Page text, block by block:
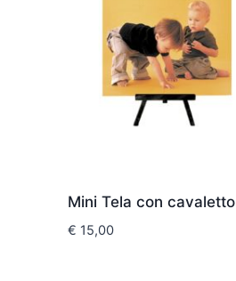
Mini Tela con cavaletto
€ 15,00